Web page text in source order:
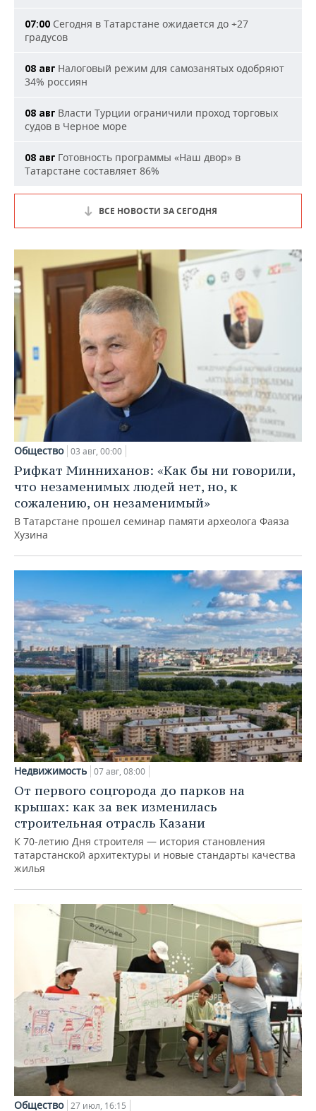
07:00 Сегодня в Татарстане ожидается до +27
градусов
08 авг Налоговый режим для самозанятых одобряют
34% россиян
08 авг Власти Турции ограничили проход торговых
судов в Черное море
08 авг Готовность программы «Наш двор» в
Татарстане составляет 86%
ВСЕ НОВОСТИ ЗА СЕГОДНЯ
Общество 03 авг, 00:00
Рифкат Минниханов: «Как бы ни говорили,
что незаменимых людей нет, но, к
сожалению, он незаменимый»
В Татарстане прошел семинар памяти археолога Фаяза
Хузина
Недвижимость 07 авг, 08:00
От первого соцгорода до парков на
крышах: как за век изменилась
строительная отрасль Казани
К 70-летию Дня строителя — история становления
татарстанской архитектуры и новые стандарты качества
жилья
Общество 27 июл, 16:15